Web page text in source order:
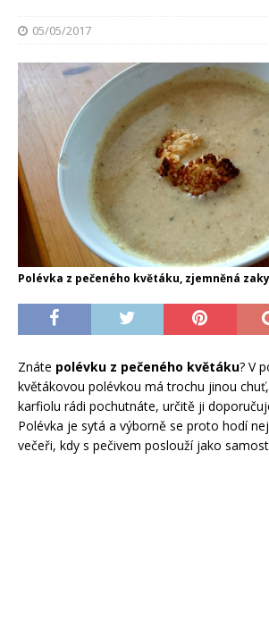
05/05/2017
Polévka z pečeného květáku, zjemněná
Znáte polévku z pečeného květáku? V
květákovou polévkou má trochu jinou
karfiolu rádi pochutnáte, určitě ji
Polévka je sytá a výborně se proto hodí
večeři, kdy s pečivem poslouží jako